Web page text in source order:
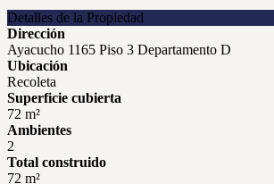
Detalles de la Propiedad
Dirección
Ayacucho 1165 Piso 3 Departamento D
Ubicación
Recoleta
Superficie cubierta
72 m²
Ambientes
2
Total construido
72 m²